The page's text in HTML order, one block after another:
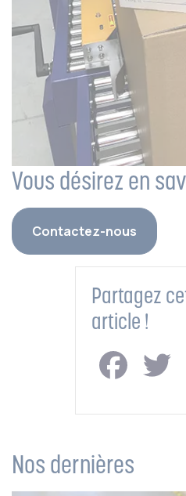
Vous désirez en
Contactez-nous
Partagez
article !
Nos dernières